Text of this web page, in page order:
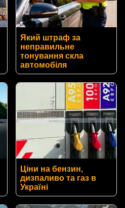
Який штраф за
неправильне
тонування скла
автомобіля
Ціни на бензин,
дизпаливо та газ в
Україні